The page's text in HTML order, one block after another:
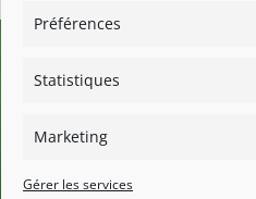
Préférences
Statistiques
Marketing
Gérer les services